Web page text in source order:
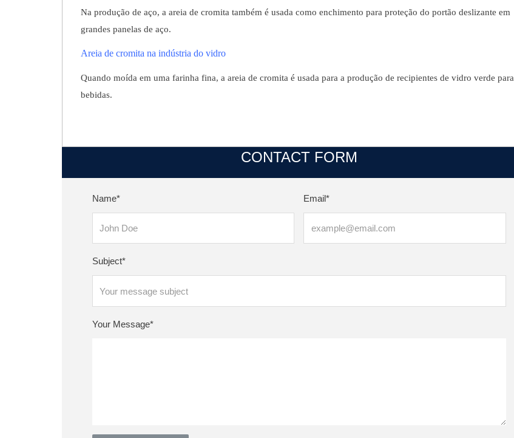
Na produção de aço, a areia de cromita também é usada como enchimento para proteção do portão deslizante em
grandes panelas de aço.
Areia de cromita na indústria do vidro
Quando moída em uma farinha fina, a areia de cromita é usada para a produção de recipientes de vidro verde para
bebidas.
CONTACT FORM
Name* Email*
Subject*
Your Message*